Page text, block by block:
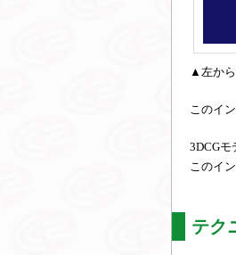
▲左から
このイ
3DCGモ
このイ
テク